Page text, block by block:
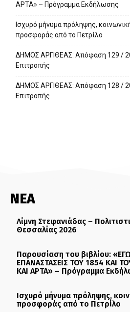
ΑΡΤΑ» – Πρόγραμμα Εκδήλωσης
Ισχυρό μήνυμα πρόληψης,
προσφοράς από το Πετρίλο
ΔΗΜΟΣ ΑΡΓΙΘΕΑΣ: Απόφαση 129 /
Επιτροπής
ΔΗΜΟΣ ΑΡΓΙΘΕΑΣ: Απόφαση 128 /
Επιτροπής
ΝΕΑ
Λίμνη Στεφανιάδας –
Θεσσαλίας 2026
Παρουσίαση του βιβλίου:
ΕΠΑΝΑΣΤΑΣΕΙΣ ΤΟΥ 1854 ΚΑΙ
ΚΑΙ ΑΡΤΑ» – Πρόγραμμα
Ισχυρό μήνυμα πρόληψης,
προσφοράς από το Πετρίλο